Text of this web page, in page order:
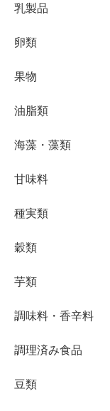
乳製品
卵類
果物
油脂類
海藻・藻類
甘味料
種実類
穀類
芋類
調味料・香辛料
調理済み食品
豆類